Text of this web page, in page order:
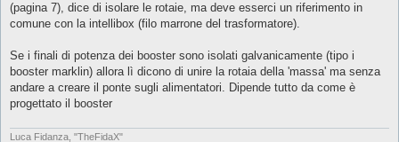
(pagina 7), dice di isolare le rotaie, ma deve esserci un riferimento in
comune con la intellibox (filo marrone del trasformatore).
Se i finali di potenza dei booster sono isolati galvanicamente (tipo i
booster marklin) allora lì dicono di unire la rotaia della 'massa' ma senza
andare a creare il ponte sugli alimentatori. Dipende tutto da come è
progettato il booster
Luca Fidanza, "TheFidaX"